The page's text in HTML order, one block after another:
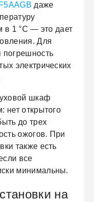
даже
в 1 °C — это дает
Для
погрешность
электрических
шкаф
нет открытого
до трех
ожогов. При
также есть
все
минимальны.
на